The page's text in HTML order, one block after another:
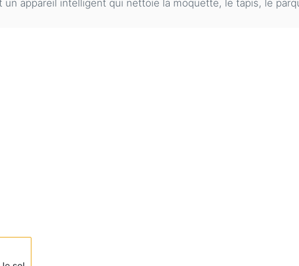
appareil intelligent qui nettoie la moquette, le tapis, le